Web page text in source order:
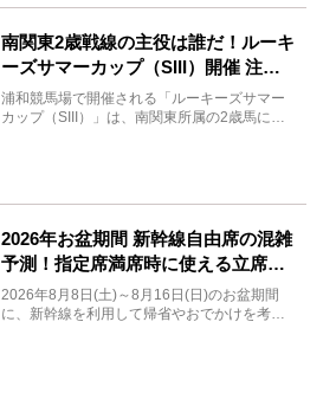
南関東2歳戦線の主役は誰だ！ルーキ
ーズサマーカップ（SIII）開催 注目
馬と見どころをチェック
浦和競馬場で開催される「ルーキーズサマー
カップ（SIII）」は、南関東所属の2歳馬によ
2026年お盆期間 新幹線自由席の混雑
予測！指定席満席時に使える立席特
急券も解説
2026年8月8日(土)～8月16日(日)のお盆期間
に、新幹線を利用して帰省やおでかけを考え